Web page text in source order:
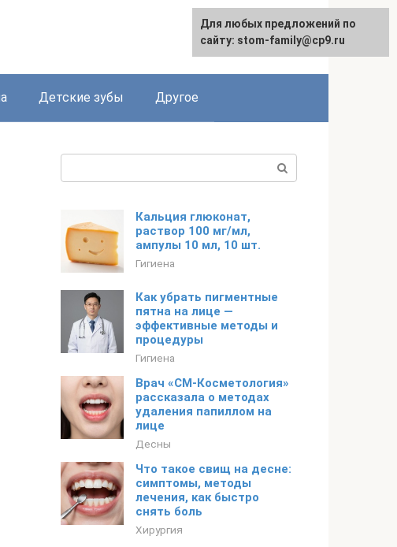
Детские зубы Другое
Кальция глюконат,
раствор 100 мг/мл,
ампулы 10 мл, 10 шт.
Гигиена
Как убрать пигментные
пятна на лице —
эффективные методы и
процедуры
Гигиена
Врач «СМ-Косметология»
рассказала о методах
удаления папиллом на
лице
Десны
Что такое свищ на десне:
симптомы, методы
лечения, как быстро
снять боль
Хирургия
Для любых предложений по
сайту: stom-family@cp9.ru